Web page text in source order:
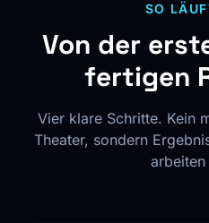
SO
Von der
fertigen
Vier klare Schritte. Kein
Theater, sondern